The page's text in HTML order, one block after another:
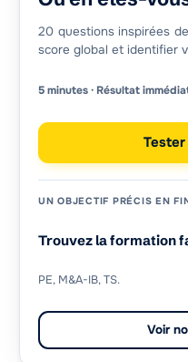
20 questions inspirées
score global et identifier
5 minutes · Résultat
UN OBJECTIF PRÉCIS EN
Trouvez la formation
PE, M&A-IB, TS.
Voir